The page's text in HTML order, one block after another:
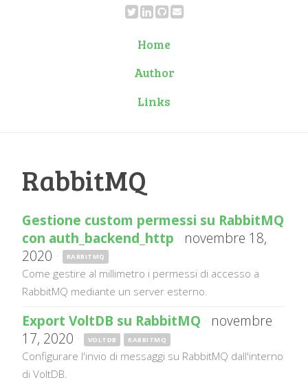
Home
Author
Links
RabbitMQ
Gestione custom permessi su RabbitMQ
con auth_backend_http · novembre 18,
2020 · RABBITMQ
Come gestire al millimetro i permessi di accesso a
RabbitMQ mediante un server esterno.
Export VoltDB su RabbitMQ · novembre
17, 2020 · VOLTDB RABBITMQ
Configurare l'invio di messaggi su RabbitMQ dall'interno
di VoltDB.